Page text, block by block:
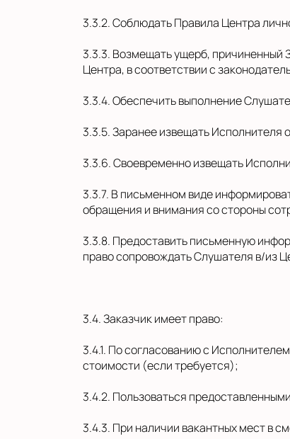
3.3.2. Соблюдать Правила Центра
3.3.3. Возмещать ущерб,
Центра, в соответствии с
3.3.4. Обеспечить выполнение
3.3.5. Заранее извещать Исполнителя
3.3.6. Своевременно извещать
3.3.7. В письменном виде
обращения и внимания со стороны
3.3.8. Предоставить письменную
право сопровождать Слушателя в/из
3.4. Заказчик имеет право:
3.4.1. По согласованию с
стоимости (если требуется);
3.4.2. Пользоваться
3.4.3. При наличии вакантных мест в